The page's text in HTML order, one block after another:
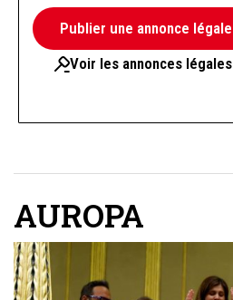
Publier une annonce légale
Voir les annonces légales
AUROPA